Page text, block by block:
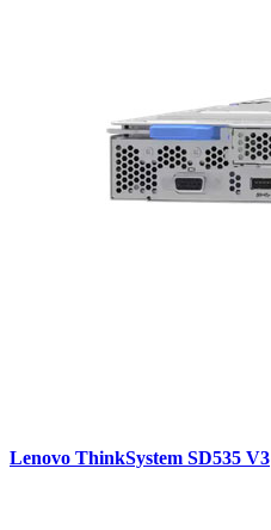
Lenovo ThinkSystem SD535 V3